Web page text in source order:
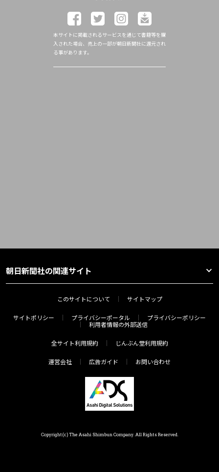
本サイトに掲載されるサービスを通じて書籍等を購
入された場合、売上の一部が朝日新聞社に還元され
る事があります。
朝日新聞社の関連サイト
このサイトについて サイトマップ
サイトポリシー プライバシーポータル
プライバシーポリシー
利用者情報の外部送信
全サイト利用規約 じんぶん堂利用規約
運営会社 広告ガイド お問い合わせ
Copyright(c) The Asahi Shimbun Company. All Rights Reserved.